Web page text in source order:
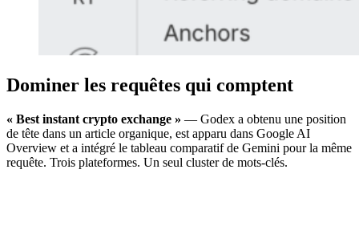
Dominer les requêtes qui comptent
« Best instant crypto exchange » — Godex a obtenu une position
de tête dans un article organique, est apparu dans Google AI
Overview et a intégré le tableau comparatif de Gemini pour la même
requête. Trois plateformes. Un seul cluster de mots-clés.